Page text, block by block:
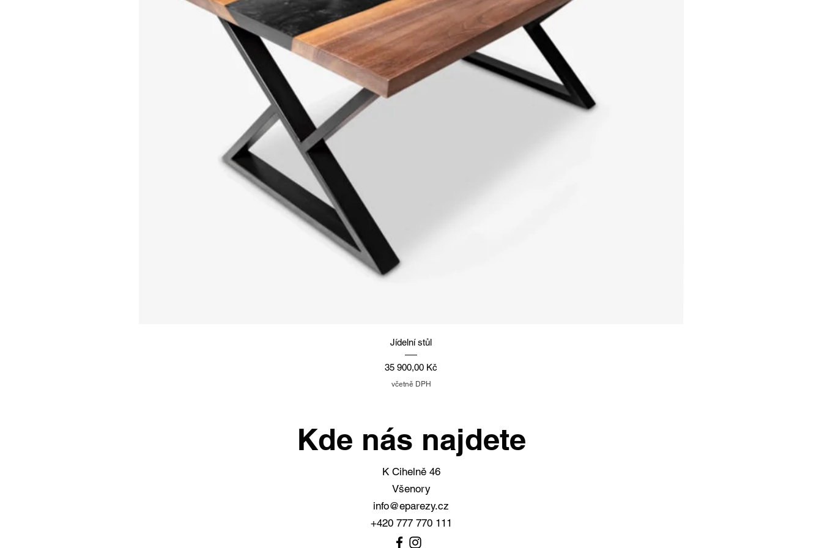
Rychlý náhled
Jídelní stůl
Cena
35 900,00 Kč
včetně DPH
Kde nás najdete
K Cihelně 46
Všenory
info@eparezy.cz
+420 777 770 111